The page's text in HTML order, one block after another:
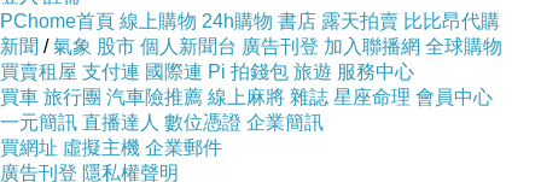
免產品送達後發現尺寸不合唷!!
商品訊息簡述:
PChome首頁 線上購物 24h購物 書店 露天拍賣 比比昂代購
新聞 /氣象 股市 個人新聞台 廣告刊登 加入聯播網 全球購物
買賣租屋 支付連 國際連 Pi 拍錢包 旅遊 服務中心
買車 旅行團 汽車險推薦 線上麻將 雜誌 星座命理 會員中心
一元簡訊 直播達人 數位憑證 企業簡訊
買網址 虛擬主機 企業郵件
廣告刊登 隱私權聲明